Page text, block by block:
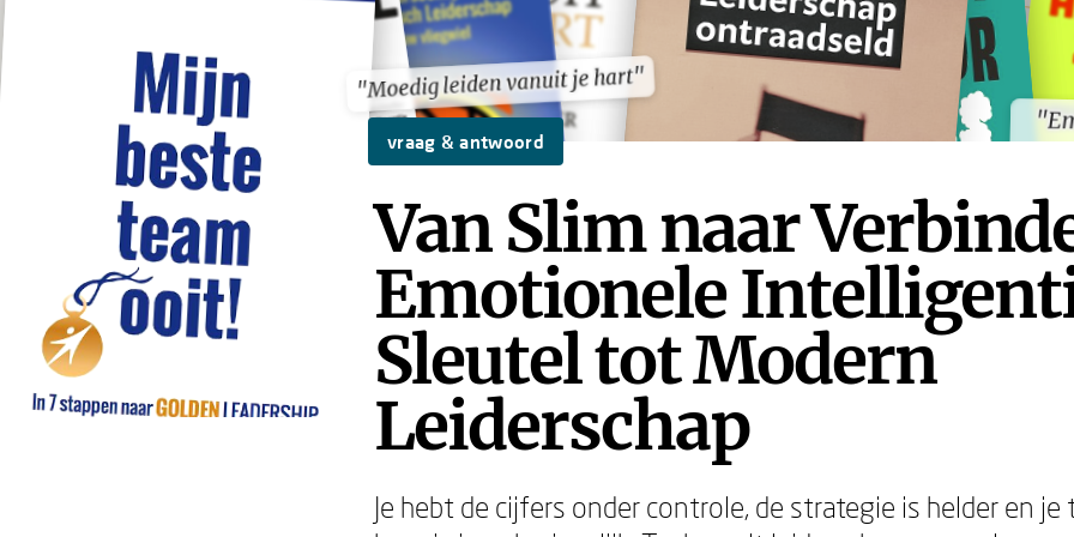
"Moedig leiden vanuit je hart"
"Moedig leiden vanuit je hart"
vraag & antwoord
Van Slim naar
Emotionele
Sleutel tot Modern
Leiderschap
Je hebt de cijfers onder controle, de strategie is helder en je